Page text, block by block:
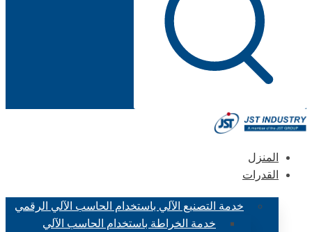
المنزل
القدرات
خدمة التصنيع الآلي باستخدام الحاسب الآلي الرقمي
خدمة الخراطة باستخدام الحاسب الآلي